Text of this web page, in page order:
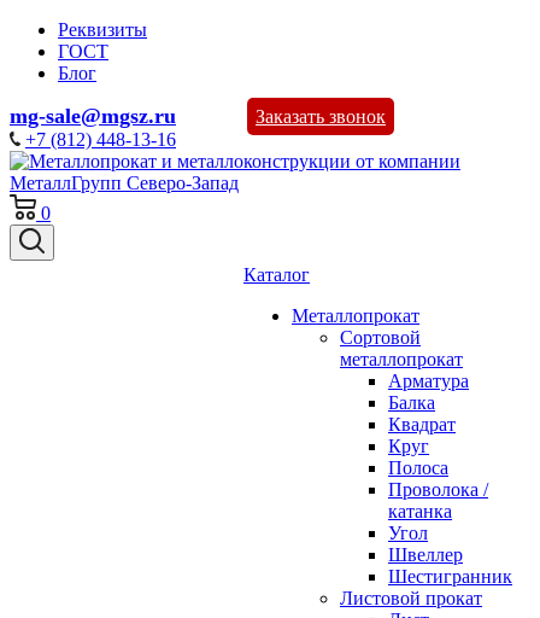
Реквизиты
ГОСТ
Блог
mg-sale@mgsz.ru
Заказать звонок
+7 (812) 448-13-16
0
Каталог
Металлопрокат
Сортовой
металлопрокат
Арматура
Балка
Квадрат
Круг
Полоса
Проволока /
катанка
Угол
Швеллер
Шестигранник
Листовой прокат